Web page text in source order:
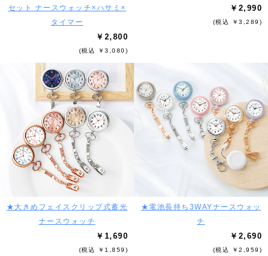
セット ナースウォッチ×ハサミ×
タイマー
￥2,800
(税込 ￥3,080)
￥2,990
(税込 ￥3,289)
★大きめフェイスクリップ式蓄光
ナースウォッチ
￥1,690
(税込 ￥1,859)
★電池長持ち3WAYナースウォッ
チ
￥2,690
(税込 ￥2,959)